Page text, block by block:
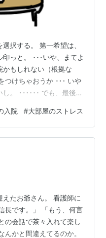
択する。 第一希望は、
っと。 ･･･いや、まてよ
かもしれない（根拠な
つけちゃおうか ･･･ いや
。 ･･････ でも、最後の
を･･･ かいてきな、ニュ
藤の末、大部屋を希望し
の中へ。 個室になった
超える。 高いよーこん
金持ち…
入院 #大部屋のストレス
たお爺さん。 看護師に
長です。」 「もう、何言
の会話で茶々入れて楽し
かと間違えてるのか。